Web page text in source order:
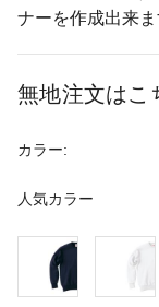
ナーを作成出来ま
無地注文はこ
カラー:
人気カラー